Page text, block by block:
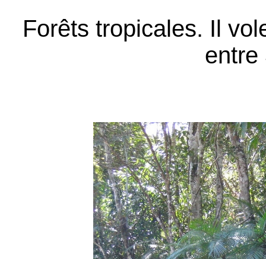
Forêts tropicales. Il
entre